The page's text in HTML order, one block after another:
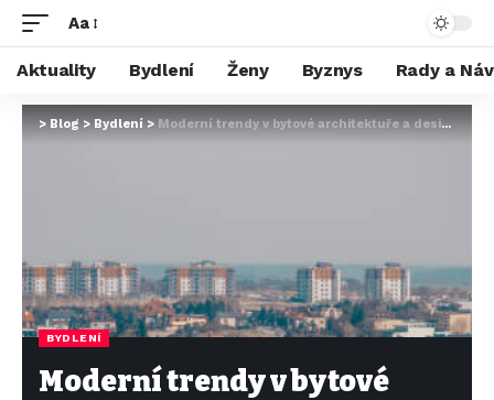
Aa
Aktuality Bydlení Ženy Byznys Rady a
> Blog > Bydlení > Moderní trendy v bytové architektuře a designu: Jak se mění naše domovy
BYDLENÍ
Moderní trendy v bytové